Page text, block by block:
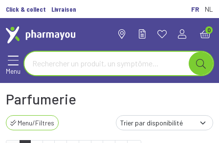
Click & collect Livraison FR NL
0
Menu
Parfumerie
Menu/Filtres